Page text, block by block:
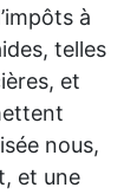
à
telles
et
nous,
et une